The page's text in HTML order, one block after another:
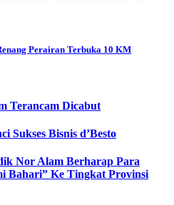
Perairan Terbuka 10 KM
Terancam Dicabut
Sukses Bisnis d’Besto
Nor Alam Berharap Para
Bahari” Ke Tingkat Provinsi